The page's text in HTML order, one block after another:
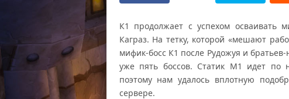
К1 продолжает с успехом осваивать
Каграз. На тетку, которой «мешают
мифик-босс К1 после Рудожуя и
уже пять боссов. Статик М1 идет по
поэтому нам удалось вплотную
сервере.